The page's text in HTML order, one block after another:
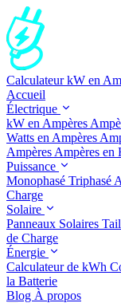
Calculateur kW en
Accueil
Électrique
kW en Ampères
Watts en Ampères
Ampères Ampères en
Puissance
Monophasé Triphasé
Charge
Solaire
Panneaux Solaires
de Charge
Énergie
Calculateur de kWh
la Batterie
Blog À propos